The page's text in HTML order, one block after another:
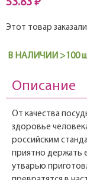
53.83 ₽
Этот товар
В НАЛИЧИИ >100
Описание
От качества
здоровье
российским
приятно держать
утварью